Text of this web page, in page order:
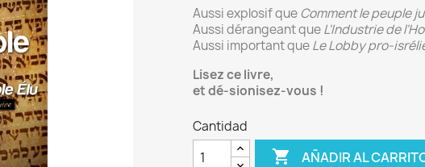
Aussi explosif que Comment le peuple
Aussi dérangeant queL'Industrie de
Aussi important queLe Lobby pro-
Lisez ce livre,
et dé-sionisez-vous !
Cantidad
 AÑADIR AL